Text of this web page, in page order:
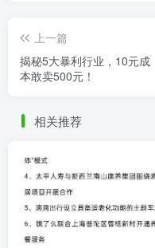
上一篇
揭秘5大暴利行业，10元成
本敢卖500元！
相关推荐